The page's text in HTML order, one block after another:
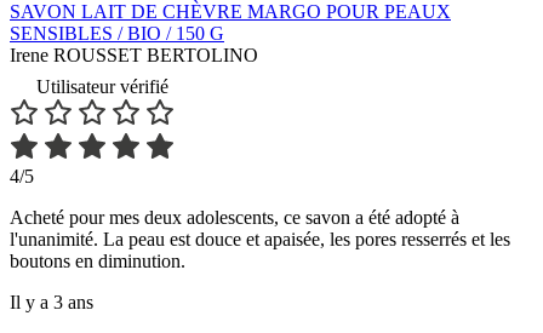
SAVON LAIT DE CHÈVRE MARGO POUR PEAUX
SENSIBLES / BIO / 150 G
Irene ROUSSET BERTOLINO
Utilisateur vérifié
4/5
Acheté pour mes deux adolescents, ce savon a été adopté à
l'unanimité. La peau est douce et apaisée, les pores resserrés et les
boutons en diminution.
Il y a 3 ans